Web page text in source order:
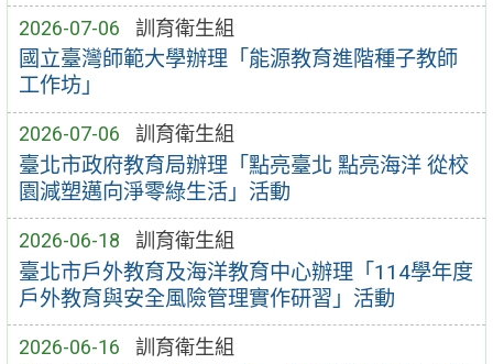
2026-07-06 訓育衛生組
國立臺灣師範大學辦理「能源教育進階種子教師
工作坊」
2026-07-06 訓育衛生組
臺北市政府教育局辦理「點亮臺北 點亮海洋 從校
園減塑邁向淨零綠生活」活動
2026-06-18 訓育衛生組
臺北市戶外教育及海洋教育中心辦理「114學年度
戶外教育與安全風險管理實作研習」活動
2026-06-16 訓育衛生組